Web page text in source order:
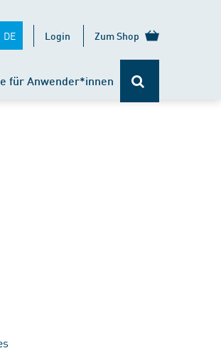
DE Login Zum Shop
für Anwender*innen